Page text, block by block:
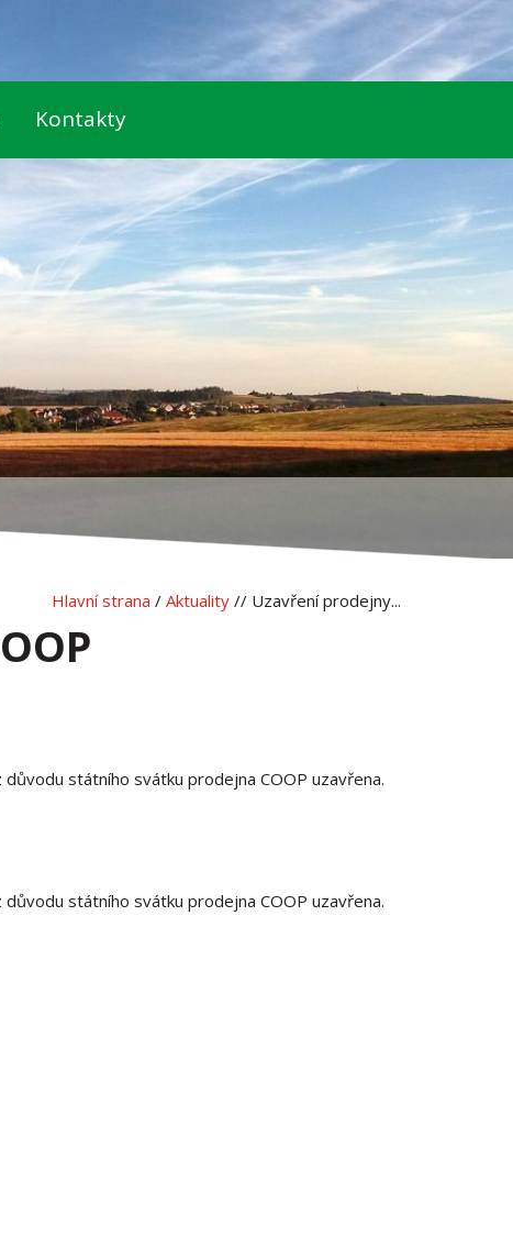
Kontakty
Hlavní strana / Aktuality // Uzavření prodejny...
státního svátku prodejna COOP uzavřena.
státního svátku prodejna COOP uzavřena.